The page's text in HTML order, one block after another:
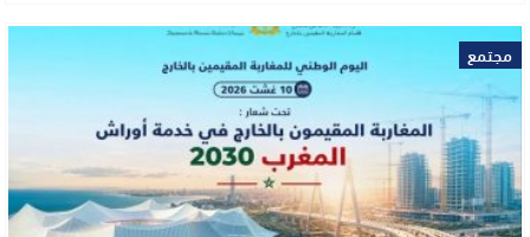
مجتمع